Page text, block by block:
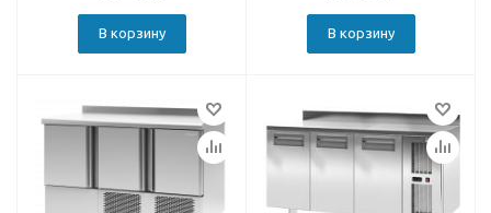
В корзину В корзину